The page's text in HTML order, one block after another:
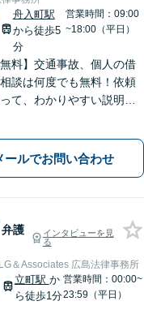
舟入町駅
から徒歩5
分
営業時間：09:00
~18:00（平日）
無料】交通事故、個人の借
談は何度でも無料！依頼
て、わかりやすい説明を
ださい【WEB面談可】
入町駅・土橋駅徒歩5分】
ールでお問い合わせ
弁護
インタビューを見
る
＆Associates 広島法律事務所
立町駅 か
ら徒歩1分
営業時間：00:00~
23:59（平日）